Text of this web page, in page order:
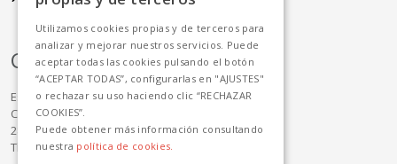
Contacto
Estación Sur de Autobuses de Madrid
C/ Méndez Álvaro 83
28045 Madrid
Tlf: +34 91 468 42 00
Utilizamos cookies propias y de terceros para
analizar y mejorar nuestros servicios. Puede
aceptar todas las cookies pulsando el botón
“ACEPTAR TODAS”, configurarlas en "AJUSTES"
o rechazar su uso haciendo clic “RECHAZAR
COOKIES”.
Puede obtener más información consultando
nuestra política de cookies.